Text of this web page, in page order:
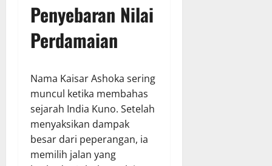
Penyebaran Nilai
Perdamaian
Nama Kaisar Ashoka sering
muncul ketika membahas
sejarah India Kuno. Setelah
menyaksikan dampak
besar dari peperangan, ia
memilih jalan yang